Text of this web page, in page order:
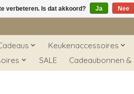
Keukenaccessoires
SALE Cadeaubonnen
verbeteren. Is dat akkoord? Ja Nee